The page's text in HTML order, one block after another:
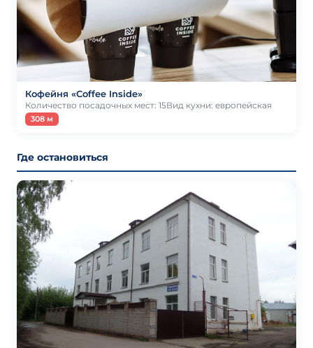
Кофейня «Coffee Inside»
Количество посадочных мест: 15Вид кухни: европейская
308 м
Где остановиться